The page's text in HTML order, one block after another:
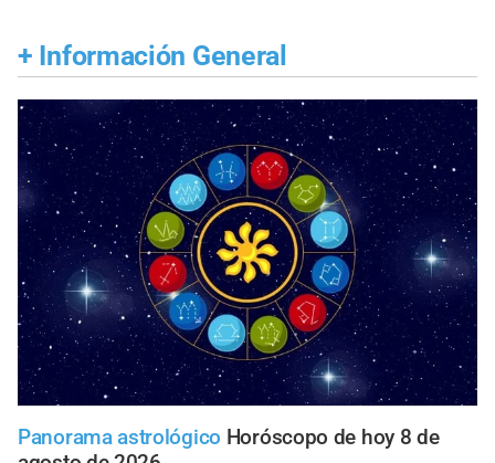
+ Información General
Panorama astrológico Horóscopo de hoy 8 de